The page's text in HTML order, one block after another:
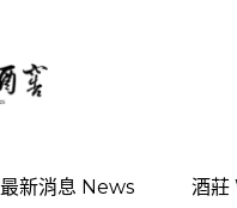
最新消息 News 酒莊
最新消息 News 酒莊